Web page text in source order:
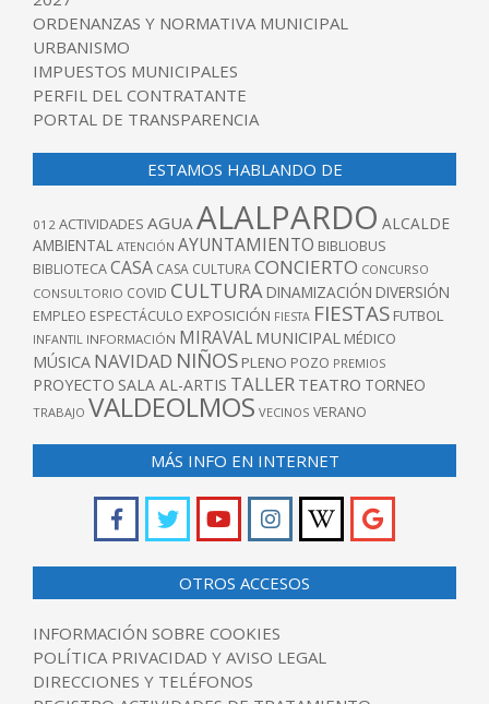
ORDENANZAS Y NORMATIVA MUNICIPAL
URBANISMO
IMPUESTOS MUNICIPALES
PERFIL DEL CONTRATANTE
PORTAL DE TRANSPARENCIA
ESTAMOS HABLANDO DE
012 ACTIVIDADES AGUAALALPARDO ALCALDE
AMBIENTAL ATENCIÓN AYUNTAMIENTO BIBLIOBUS
BIBLIOTECACASA CASA CULTURACONCIERTO CONCURSO
CONSULTORIO COVID CULTURA DINAMIZACIÓN DIVERSIÓN
EMPLEO ESPECTÁCULO EXPOSICIÓN FIESTA FIESTAS FUTBOL
INFANTIL INFORMACIÓN MIRAVAL MUNICIPAL MÉDICO
MÚSICA NAVIDAD NIÑOS PLENO POZO PREMIOS
PROYECTO SALA AL-ARTIS TALLER TEATRO TORNEO
TRABAJO VALDEOLMOS VECINOS VERANO
MÁS INFO EN INTERNET
OTROS ACCESOS
INFORMACIÓN SOBRE COOKIES
POLÍTICA PRIVACIDAD Y AVISO LEGAL
DIRECCIONES Y TELÉFONOS